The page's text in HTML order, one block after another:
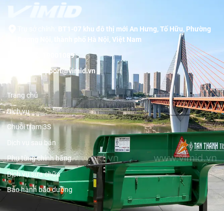
BT1-07 khu đô thị mới An Hưng, Tố Hữu, Phường
Dương Nội, thành phố Hà Nội, Việt Nam
19001089
support@vimid.vn
Trang chủ
Dịch vụ
Chuỗi trạm 3S
Dịch vụ sau bán
Phụ tùng chính hãng
Dịch vụ sửa chữa
Bảo hành bảo dưỡng